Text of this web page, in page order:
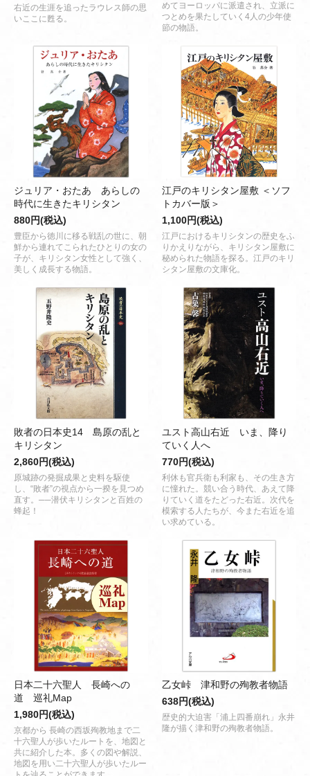
右近の生涯を追ったラウレス師の思
いここに甦る。
めてヨーロッパに派遣され、立派に
つとめを果たしていく4人の少年使
節の物語。
ジュリア・おたあ あらしの
時代に生きたキリシタン
880円(税込)
豊臣から徳川に移る戦乱の世に、朝
鮮から連れてこられたひとりの女の
子が、キリシタン女性として強く、
美しく成長する物語。
江戸のキリシタン屋敷 ＜ソフ
トカバー版＞
1,100円(税込)
江戸におけるキリシタンの歴史をふ
りかえりながら、キリシタン屋敷に
秘められた物語を探る。江戸のキリ
シタン屋敷の文庫化。
敗者の日本史14 島原の乱と
キリシタン
2,860円(税込)
原城跡の発掘成果と史料を駆使
し、“敗者”の視点から一揆を見つめ
直す。──潜伏キリシタンと百姓の
蜂起！
ユスト高山右近 いま、降り
ていく人へ
770円(税込)
利休も官兵衛も利家も、その生き方
に憧れた。競い合う時代、あえて降
りていく道をたどった右近。次代を
模索する人たちが、今また右近を追
い求めている。
日本二十六聖人 長崎への
道 巡礼Map
1,980円(税込)
京都から 長崎の西坂殉教地まで二
十六聖人が歩いたルートを、地図と
共に紹介した本。多くの図や解説、
地図を用い二十六聖人が歩いたルー
乙女峠 津和野の殉教者物語
638円(税込)
歴史的大迫害「浦上四番崩れ」永井
隆が描く津和野の殉教者物語。